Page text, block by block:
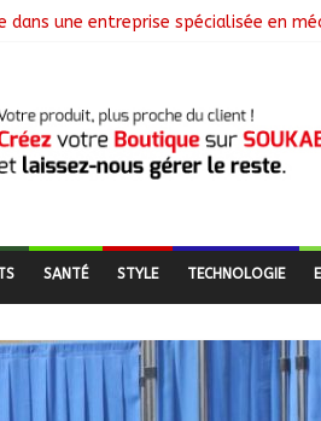
dans une entreprise spécialisée en
de vulgarisation de la politique
instances locales à Sarh Rural
sur l’axe Faya-Kalaït
SANTÉ STYLE TECHNOLOGIE